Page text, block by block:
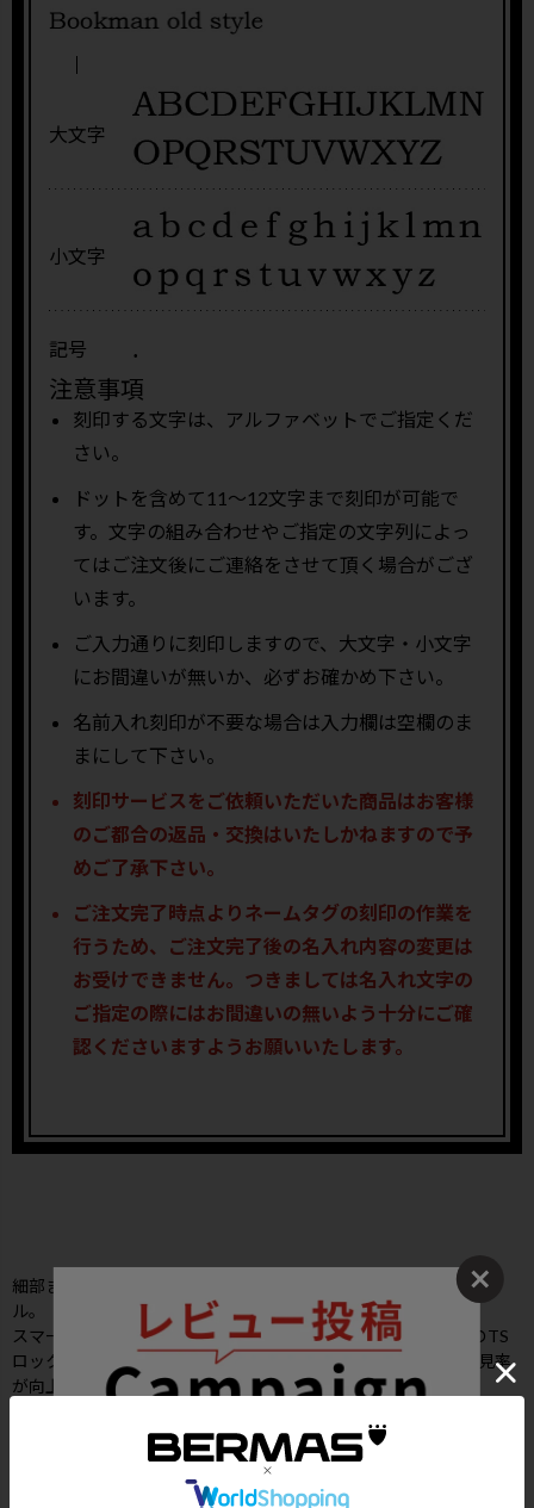
大文字
小文字
記号 .
注意事項
刻印する文字は、アルファベットでご指定くだ
さい。
ドットを含めて11〜12文字まで刻印が可能で
す。文字の組み合わせやご指定の文字列によっ
てはご注文後にご連絡をさせて頂く場合がござ
います。
ご入力通りに刻印しますので、大文字・小文字
にお間違いが無いか、必ずお確かめ下さい。
名前入れ刻印が不要な場合は入力欄は空欄のま
まにして下さい。
刻印サービスをご依頼いただいた商品はお客様
のご都合の返品・交換はいたしかねますので予
めご了承下さい。
ご注文完了時点よりネームタグの刻印の作業を
行うため、ご注文完了後の名入れ内容の変更は
お受けできません。つきましては名入れ文字の
ご指定の際にはお間違いの無いよう十分にご確
認くださいますようお願いいたします。
細部まで機能をブラッシュアップした次世代のスタンダードモデ
ル。
スマートフォンなどの機器の充電に便利なUSBポート2口付きのTS
ロック（キーレスナンバーロックタイプ）、荷物の紛失時に発見率
が向上するトラベルセントリーIDを装備しました。
クが可能な HINOMOTO製ストッパー付き静音キャスター(SILENT